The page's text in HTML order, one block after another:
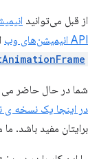
از قبل می‌توانید
API انیمیشن‌های وب
شما در حال حاضر می
در اینجا یک نسخه ی
برایتان مفید باشد.